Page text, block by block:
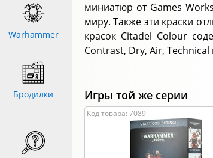
миниатюр от Games
миру. Также эти краски
красок Citadel Colour
Contrast, Dry, Air, Technical
Игры той же серии
Код товара: 7089
Warhammer
Бродилки